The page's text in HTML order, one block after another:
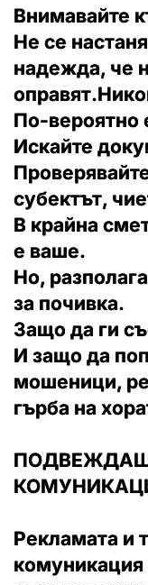
Внимавайте
Не се
надежда, че
По-вероятно
Искайте
субектът,
В крайна
е ваше.
Но,
за почивка.
Защо да ги
И защо да
мошеници,
гърба на
Рекламата и
комуникация